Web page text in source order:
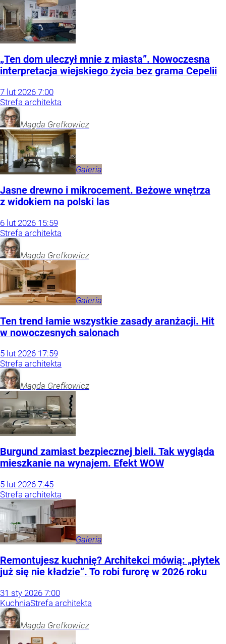
„Ten dom uleczył mnie z miasta”. Nowoczesna
interpretacja wiejskiego życia bez grama Cepelii
7 lut 2026 7:00
Strefa architekta
Magda Grefkowicz
Galeria
Jasne drewno i mikrocement. Beżowe wnętrza
z widokiem na polski las
6 lut 2026 15:59
Strefa architekta
Magda Grefkowicz
Galeria
Ten trend łamie wszystkie zasady aranżacji. Hit
w nowoczesnych salonach
5 lut 2026 17:59
Strefa architekta
Magda Grefkowicz
Burgund zamiast bezpiecznej bieli. Tak wygląda
mieszkanie na wynajem. Efekt WOW
5 lut 2026 7:45
Strefa architekta
Galeria
Remontujesz kuchnię? Architekci mówią: „płytek
już się nie kładzie”. To robi furorę w 2026 roku
31 sty 2026 7:00
KuchniaStrefa architekta
Magda Grefkowicz